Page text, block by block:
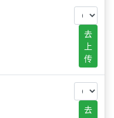
去
上
传
去